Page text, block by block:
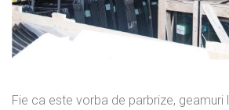
Fie ca este vorba de parbrize, geamuri